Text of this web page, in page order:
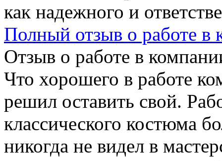
как надежного и
Полный отзыв о работе в
Отзыв о работе в
Что хорошего в работе
решил оставить свой.
классического костюма
никогда не видел в